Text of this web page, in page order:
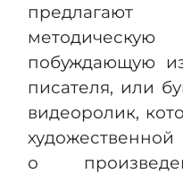
побуждающую
писателя, или
видеоролик,
о